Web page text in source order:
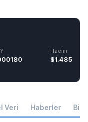
Hacim
$1.485
Veri Haberler Bilgi